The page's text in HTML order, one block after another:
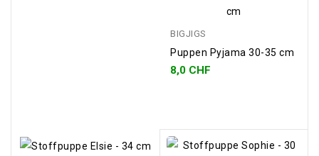
BIGJIGS
Puppen Pyjama 30-35 cm
8,0 CHF